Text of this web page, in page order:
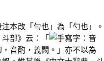
本改「勻也」為「勺也」。
部》云：「
：音
，音酌，義闕。」亦不以為